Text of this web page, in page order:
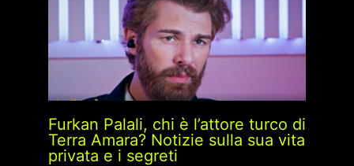
Furkan Palali, chi è l’attore turco di
Terra Amara? Notizie sulla sua vita
privata e i segreti